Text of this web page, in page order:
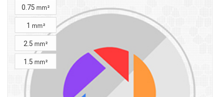
0.75 mm²
1 mm²
2.5 mm²
1.5 mm²